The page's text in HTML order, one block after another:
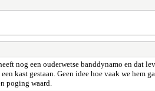
nog een ouderwetse banddynamo en dat
kast gestaan. Geen idee hoe vaak we hem
poging waard.